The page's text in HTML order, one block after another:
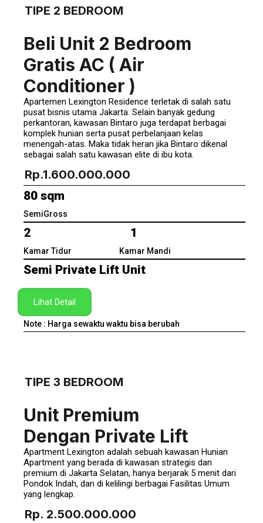
TIPE 2 BEDROOM
Beli Unit 2 Bedroom
Gratis AC ( Air
Conditioner )
Apartemen Lexington Residence terletak di salah satu
pusat bisnis utama Jakarta. Selain banyak gedung
perkantoran, kawasan Bintaro juga terdapat berbagai
komplek hunian serta pusat perbelanjaan kelas
menengah-atas. Maka tidak heran jika Bintaro dikenal
sebagai salah satu kawasan elite di ibu kota.
Rp.1.600.000.000
80 sqm
SemiGross
2 1
Kamar Tidur Kamar Mandi
Semi Private Lift Unit
Lihat Detail
Note : Harga sewaktu waktu bisa berubah
TIPE 3 BEDROOM
Unit Premium
Dengan Private Lift
Apartment Lexington adalah sebuah kawasan Hunian
Apartment yang berada di kawasan strategis dan
premium di Jakarta Selatan, hanya berjarak 5 menit dari
Pondok Indah, dan di kelilingi berbagai Fasilitas Umum
yang lengkap.
Rp. 2.500.000.000